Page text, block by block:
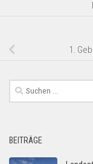
1.
Suchen
nach:
BEITRÄGE